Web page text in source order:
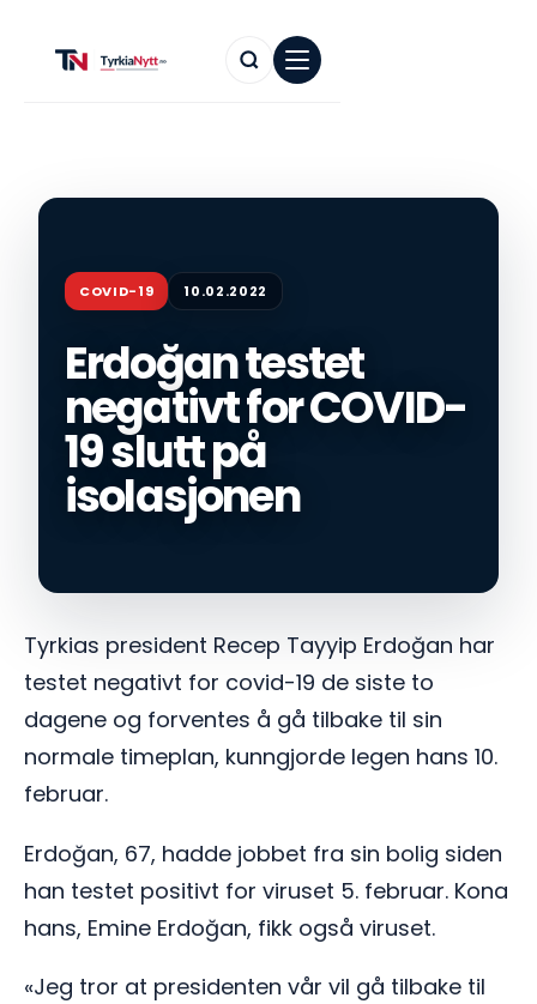
COVID-19 10.02.2022
Erdoğan testet
negativt for COVID-
19 slutt på
isolasjonen
Tyrkias president Recep Tayyip Erdoğan har
testet negativt for covid-19 de siste to
dagene og forventes å gå tilbake til sin
normale timeplan, kunngjorde legen hans 10.
februar.
Erdoğan, 67, hadde jobbet fra sin bolig siden
han testet positivt for viruset 5. februar. Kona
hans, Emine Erdoğan, fikk også viruset.
«Jeg tror at presidenten vår vil gå tilbake til